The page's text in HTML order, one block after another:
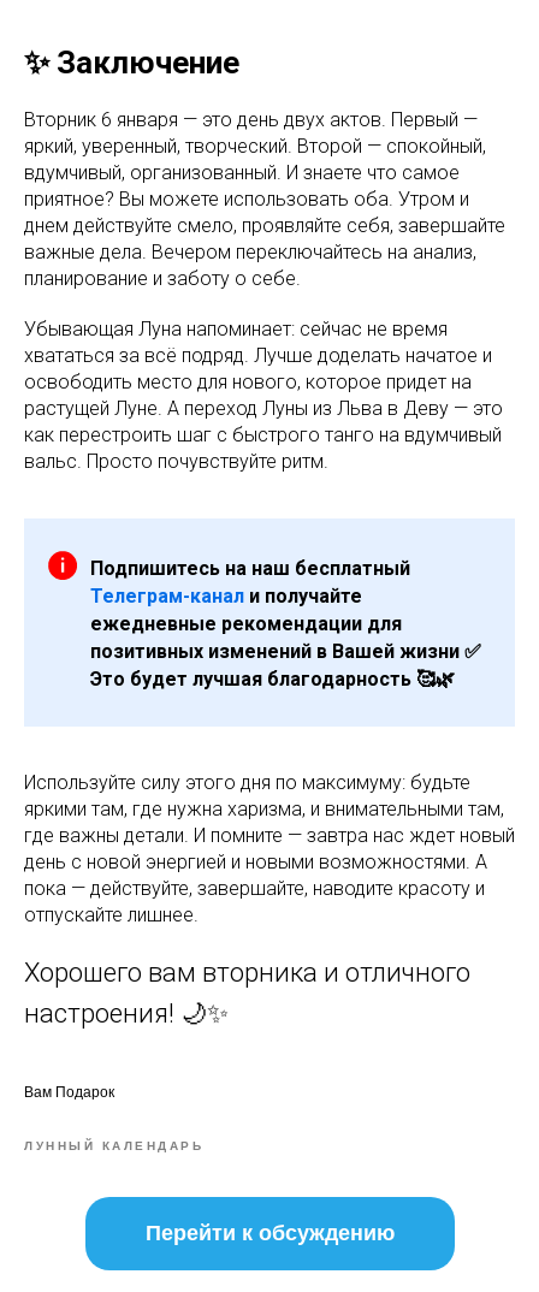
✨ Заключение
Вторник 6 января — это день двух актов. Первый —
яркий, уверенный, творческий. Второй — спокойный,
вдумчивый, организованный. И знаете что самое
приятное? Вы можете использовать оба. Утром и
днем действуйте смело, проявляйте себя, завершайте
важные дела. Вечером переключайтесь на анализ,
планирование и заботу о себе.
Убывающая Луна напоминает: сейчас не время
хвататься за всё подряд. Лучше доделать начатое и
освободить место для нового, которое придет на
растущей Луне. А переход Луны из Льва в Деву — это
как перестроить шаг с быстрого танго на вдумчивый
вальс. Просто почувствуйте ритм.
Подпишитесь на наш бесплатный
Телеграм-канал и получайте
ежедневные рекомендации для
позитивных изменений в Вашей жизни ✅
Это будет лучшая благодарность 🥰🌿
Используйте силу этого дня по максимуму: будьте
яркими там, где нужна харизма, и внимательными там,
где важны детали. И помните — завтра нас ждет новый
день с новой энергией и новыми возможностями. А
пока — действуйте, завершайте, наводите красоту и
отпускайте лишнее.
Хорошего вам вторника и отличного
настроения! 🌙✨
Вам Подарок
ЛУННЫЙ КАЛЕНДАРЬ
Перейти к обсуждению